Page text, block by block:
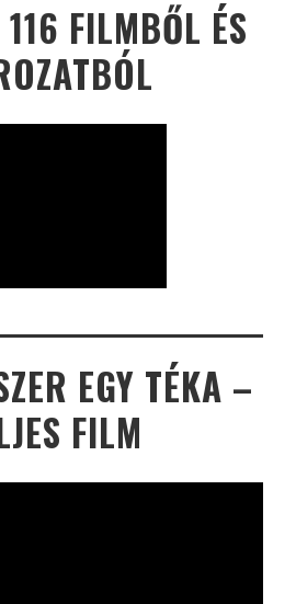
FILMBŐL ÉS
EGY TÉKA –
FILM